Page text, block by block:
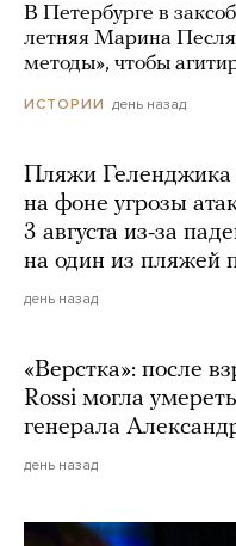
В Петербурге в
летняя Марина
методы», чтобы
ИСТОРИИ день назад
Пляжи Геленджика
на фоне угрозы
3 августа из-за
на один из пляжей
день назад
«Верстка»: после
Rossi могла
генерала
день назад